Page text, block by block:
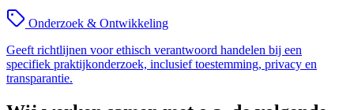
Onderzoek & Ontwikkeling
Geeft richtlijnen voor ethisch verantwoord handelen bij een
specifiek praktijkonderzoek, inclusief toestemming, privacy en
transparantie.